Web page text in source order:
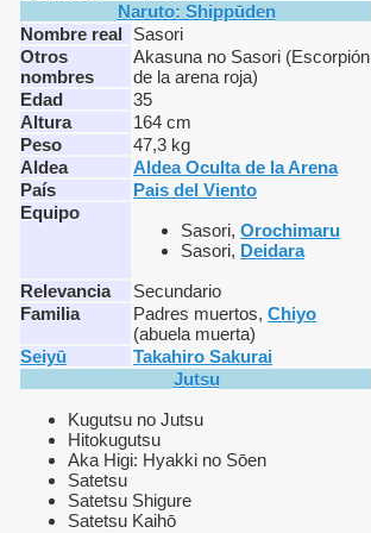
Naruto: Shippūden
Nombre real
Sasori
Otros
nombres
Akasuna no Sasori (Escorpión
de la arena roja)
Edad
35
Altura
164 cm
Peso
47,3 kg
Aldea
Aldea Oculta de la Arena
País
Pais del Viento
Equipo
Sasori, Orochimaru
Sasori, Deidara
Relevancia
Secundario
Familia
Padres muertos, Chiyo
(abuela muerta)
Seiyū
Takahiro Sakurai
Jutsu
Kugutsu no Jutsu
Hitokugutsu
Aka Higi: Hyakki no Sōen
Satetsu
Satetsu Shigure
Satetsu Kaihō